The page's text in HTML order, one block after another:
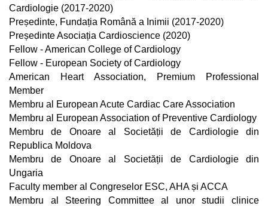
Cardiologie (2017-2020)
Președinte, Fundația Română a Inimii (2017-2020)
Președinte Asociația Cardioscience (2020)
Fellow - American College of Cardiology
Fellow - European Society of Cardiology
American Heart Association, Premium Professional
Member
Membru al European Acute Cardiac Care Association
Membru al European Association of Preventive Cardiology
Membru de Onoare al Societății de Cardiologie din
Republica Moldova
Membru de Onoare al Societății de Cardiologie din
Ungaria
Faculty member al Congreselor ESC, AHA și ACCA
Membru al Steering Committee al unor studii clinice